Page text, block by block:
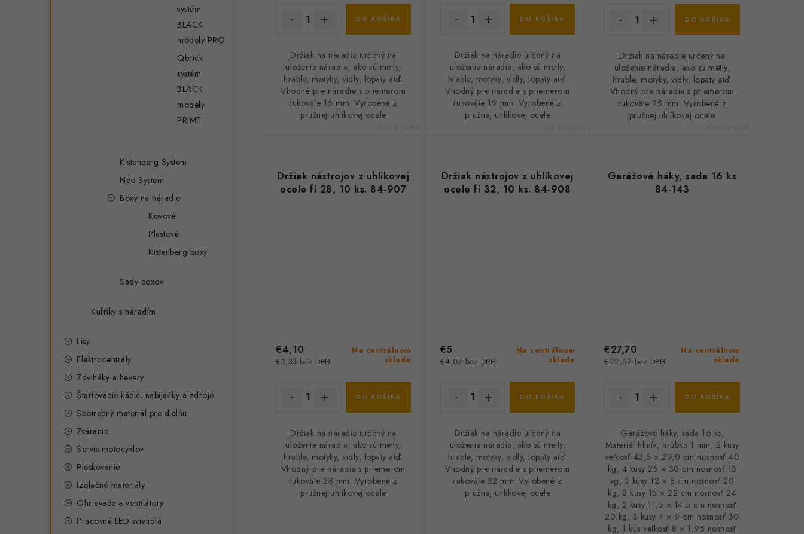
systém
BLACK
modely PRO
Qbrick
systém
BLACK
modely
PRIME
Kistenberg System
Neo System
Boxy na náradie
Kovové
Plastové
Kistenberg boxy
Sady boxov
Kufríky s náradím
Lisy
Elektrocentrály
Zdviháky a hevery
Štartovacie káble, nabíjačky a zdroje
Spotrebný materiál pre dielňu
Zváranie
Servis motocyklov
Pieskovanie
Izolačné materiály
Ohrievače a ventilátory
Pracovné LED svietidlá
DO KOŠÍKA
Držiak na náradie určený na
uloženie náradia, ako sú metly,
hrable, motyky, vidly, lopaty atď.
Vhodné pre náradie s priemerom
rukoväte 16 mm. Vyrobené z
pružnej uhlíkovej ocele
DO KOŠÍKA
Držiak na náradie určený na
uloženie náradia, ako sú metly,
hrable, motyky, vidly, lopaty atď.
Vhodný pre náradie s priemerom
rukoväte 19 mm. Vyrobené z
pružnej uhlíkovej ocele
DO KOŠÍKA
Držiak na náradie určený na
uloženie náradia, ako sú metly,
hrable, motyky, vidly, lopaty atď.
Vhodný pre náradie s priemerom
rukoväte 25 mm. Vyrobené z
pružnej uhlíkovej ocele
Držiak nástrojov z uhlíkovej
ocele fi 28, 10 ks. 84-907
Na centrálnom
sklade
€3,33 bez DPH
€4,10
DO KOŠÍKA
Držiak na náradie určený na
uloženie náradia, ako sú metly,
hrable, motyky, vidly, lopaty atď.
Vhodný pre náradie s priemerom
rukoväte 28 mm. Vyrobené z
pružnej uhlíkovej ocele
Držiak nástrojov z uhlíkovej
ocele fi 32, 10 ks. 84-908
Na centrálnom
sklade
€4,07 bez DPH
€5
DO KOŠÍKA
Držiak na náradie určený na
uloženie náradia, ako sú metly,
hrable, motyky, vidly, lopaty atď.
Vhodný pre náradie s priemerom
rukoväte 32 mm. Vyrobené z
pružnej uhlíkovej ocele
Garážové háky, sada 16 ks
84-143
Na centrálnom
sklade
€22,52 bez DPH
€27,70
DO KOŠÍKA
Garážové háky, sada 16 ks,
Materiál hliník, hrúbka 1 mm, 2 kusy
veľkosť 43,5 × 29,0 cm nosnosť 40
kg, 4 kusy 25 × 30 cm nosnosť 13
kg, 2 kusy 12 × 8 cm nosnosť 20
kg, 2 kusy 15 × 22 cm nosnosť 24
kg, 2 kusy 11,5 × 14,5 cm nosnosť
20 kg, 3 kusy 4 × 9 cm nosnosť 30
kg, 1 kus veľkosť 8 × 1,95 nosnosť